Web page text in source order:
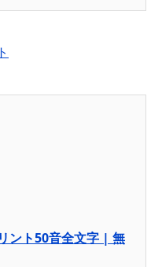
ント50音全文字 | 無